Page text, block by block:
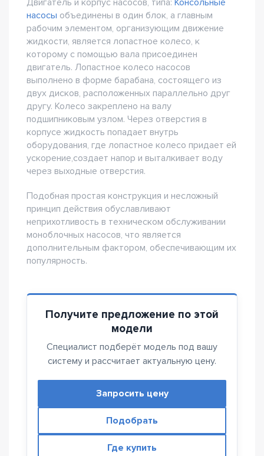
Двигатель и корпус насосов, типа: Консольные
насосы объединены в один блок, а главным
рабочим элементом, организующим движение
жидкости, является лопастное колесо, к
которому с помощью вала присоединен
двигатель. Лопастное колесо насосов
выполнено в форме барабана, состоящего из
двух дисков, расположенных параллельно друг
другу. Колесо закреплено на валу
подшипниковым узлом. Через отверстия в
корпусе жидкость попадает внутрь
оборудования, где лопастное колесо придает ей
ускорение,создает напор и выталкивает воду
через выходные отверстия.
Подобная простая конструкция и несложный
принцип действия обуславливают
неприхотливость в техническом обслуживании
моноблочных насосов, что является
дополнительным фактором, обеспечивающим их
популярность.
Получите предложение по этой
модели
Специалист подберёт модель под вашу
систему и рассчитает актуальную цену.
Запросить цену
Подобрать
Где купить